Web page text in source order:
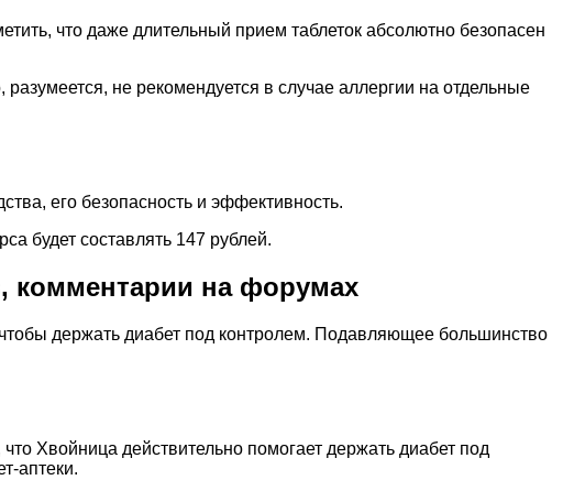
что даже длительный прием таблеток абсолютно безопасен
не рекомендуется в случае аллергии на отдельные
его безопасность и эффективность.
будет составлять 147 рублей.
комментарии на форумах
держать диабет под контролем. Подавляющее большинство
Хвойница действительно помогает держать диабет под
аптеки.